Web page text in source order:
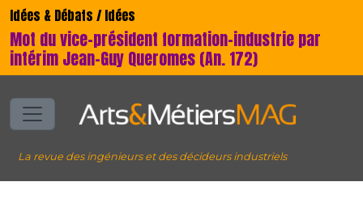
Idées & Débats / Idées
Mot du vice-président formation-industrie par
intérim Jean-Guy Queromes (An. 172)
La revue des ingénieurs et des décideurs industriels